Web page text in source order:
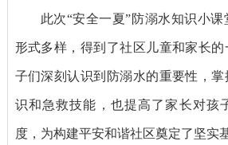
此次“安全一夏”防溺水知识小课
形式多样，得到了社区儿童和家长
子们深刻认识到防溺水的重要性，
识和急救技能，也提高了家长对孩
度，为构建平安和谐社区奠定了坚实